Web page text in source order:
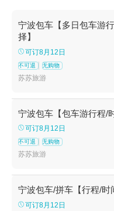
旅游区+丹山赤水+梅山岛
+梁祝景区+宁波总工会旧
园+普陀山风景区+郑氏十
园+宁波服装博物馆+宁波
+象山影视城+石浦渔港古
湖福泉山景区+东钱湖小
+不周神山景区+东钱湖陶
湿地公园+宁波海天一洲
欢乐谷+宁波海洋世界+宁
流+宁波奇e国+象山鲤龙
文化村+人间弥勒(雪窦寺
宁波包车【多日包车游
择】
可订8月12日
不可退 无购物
苏苏旅游
宁波包车【包车游行程/
可订8月12日
不可退 无购物
苏苏旅游
宁波包车/拼车【行程/时
可订8月12日